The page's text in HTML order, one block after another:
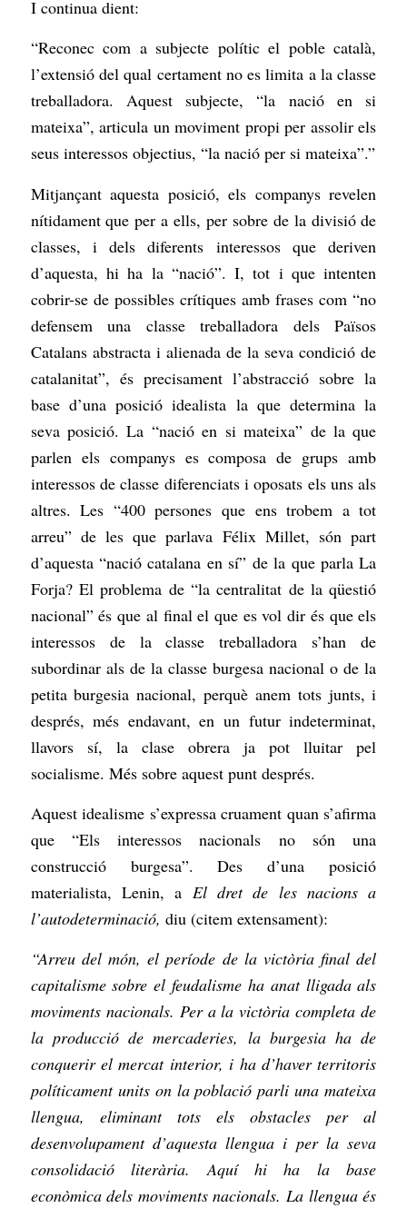
I continua dient:
“Reconec com a subjecte polític el poble català,
l’extensió del qual certament no es limita a la classe
treballadora. Aquest subjecte, “la nació en si
mateixa”, articula un moviment propi per assolir els
seus interessos objectius, “la nació per si mateixa”.”
Mitjançant aquesta posició, els companys revelen
nítidament que per a ells, per sobre de la divisió de
classes, i dels diferents interessos que deriven
d’aquesta, hi ha la “nació”. I, tot i que intenten
cobrir-se de possibles crítiques amb frases com “no
defensem una classe treballadora dels Països
Catalans abstracta i alienada de la seva condició de
catalanitat”, és precisament l’abstracció sobre la
base d’una posició idealista la que determina la
seva posició. La “nació en si mateixa” de la que
parlen els companys es composa de grups amb
interessos de classe diferenciats i oposats els uns als
altres. Les “400 persones que ens trobem a tot
arreu” de les que parlava Félix Millet, són part
d’aquesta “nació catalana en sí” de la que parla La
Forja? El problema de “la centralitat de la qüestió
nacional” és que al final el que es vol dir és que els
interessos de la classe treballadora s’han de
subordinar als de la classe burgesa nacional o de la
petita burgesia nacional, perquè anem tots junts, i
després, més endavant, en un futur indeterminat,
llavors sí, la clase obrera ja pot lluitar pel
socialisme. Més sobre aquest punt després.
Aquest idealisme s’expressa cruament quan s’afirma
que “Els interessos nacionals no són una
construcció burgesa”. Des d’una posició
materialista, Lenin, a El dret de les nacions a
l’autodeterminació, diu (citem extensament):
“Arreu del món, el període de la victòria final del
capitalisme sobre el feudalisme ha anat lligada als
moviments nacionals. Per a la victòria completa de
la producció de mercaderies, la burgesia ha de
conquerir el mercat interior, i ha d’haver territoris
políticament units on la població parli una mateixa
llengua, eliminant tots els obstacles per al
desenvolupament d’aquesta llengua i per la seva
consolidació literària. Aquí hi ha la base
econòmica dels moviments nacionals. La llengua és